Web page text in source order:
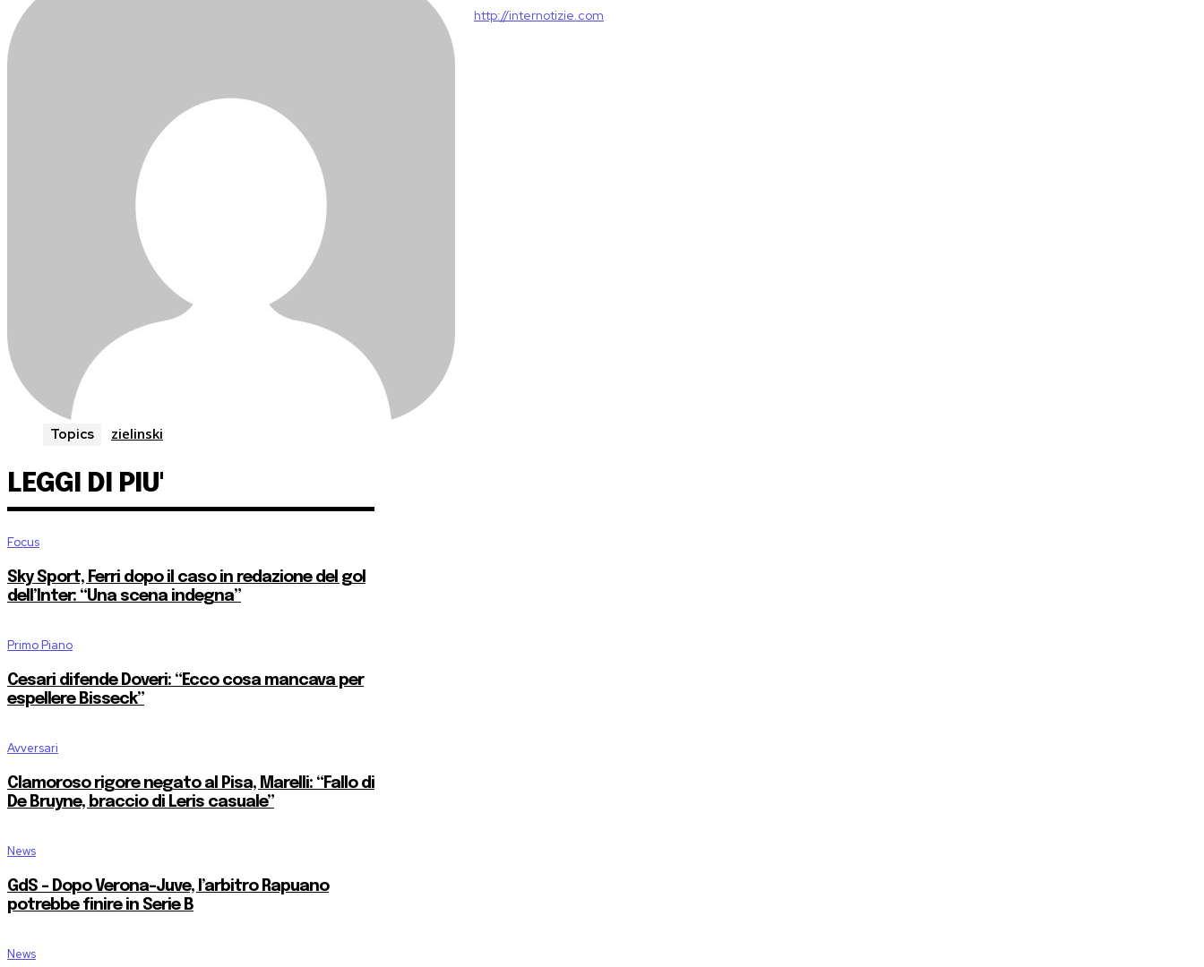
http://internotizie.com
Topics zielinski
LEGGI DI PIU'
Focus
Sky Sport, Ferri dopo il caso in redazione del gol
dell’Inter: “Una scena indegna”
Primo Piano
Cesari difende Doveri: “Ecco cosa mancava per
espellere Bisseck”
Avversari
Clamoroso rigore negato al Pisa, Marelli: “Fallo di
De Bruyne, braccio di Leris casuale”
News
GdS – Dopo Verona-Juve, l’arbitro Rapuano
potrebbe finire in Serie B
News